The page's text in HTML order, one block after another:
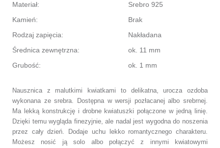
Materiał:
Srebro 925
Kamień:
Brak
Rodzaj zapięcia:
Nakładana
Średnica zewnętrzna:
ok. 11 mm
Grubość:
ok. 1 mm
Nausznica z malutkimi kwiatkami to delikatna, urocza ozdoba
wykonana ze srebra. Dostępna w wersji pozłacanej albo srebrnej.
Ma lekką konstrukcję i drobne kwiatuszki połączone w jedną linię.
Dzięki temu wygląda finezyjnie, ale nadal jest wygodna do noszenia
przez cały dzień. Dodaje uchu lekko romantycznego charakteru.
Możesz nosić ją solo albo połączyć z innymi kwiatowymi